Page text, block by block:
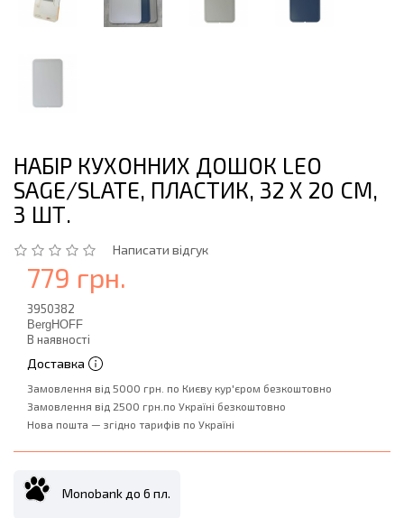
НАБІР КУХОННИХ ДОШОК LEO
SAGE/SLATE, ПЛАСТИК, 32 X 20 СМ,
3 ШТ.
Написати відгук
779 грн.
3950382
BergHOFF
В наявності
Доставка
Замовлення від 5000 грн. по Києву кур'єром безкоштовно
Замовлення від 2500 грн.по Україні безкоштовно
Нова пошта — згідно тарифів по Україні
Monobank до 6 пл.